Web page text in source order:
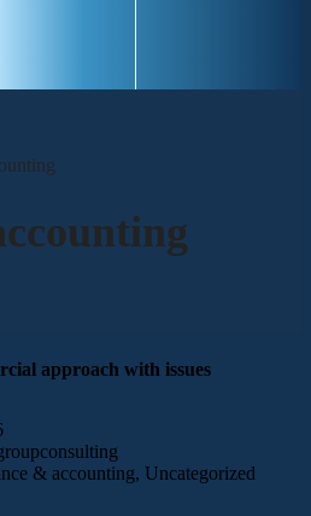
approach with issues
& accounting, Uncategorized